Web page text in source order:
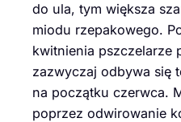
do ula, tym większa
miodu rzepakowego.
kwitnienia pszczelarze
zazwyczaj odbywa się
na początku czerwca.
poprzez odwirowanie